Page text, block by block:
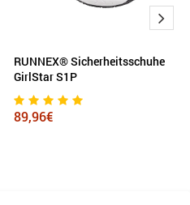
RUNNEX® Sicherheitsschuhe
GirlStar S1P
89,96€